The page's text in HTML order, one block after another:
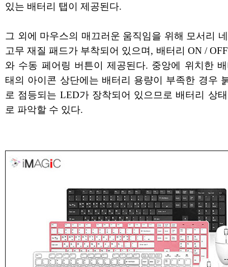
있는 배터리 탭이 제공된다.
그 외에 마우스의 매끄러운 움직임을 위해 모서리
고무 재질 패드가 부착되어 있으며, 배터리 ON /
와 수동 페어링 버튼이 제공된다. 중앙에 위치한
태의 아이콘 상단에는 배터리 용량이 부족한 경우
로 점등되는 LED가 장착되어 있으므로 배터리 상
로 파악할 수 있다.